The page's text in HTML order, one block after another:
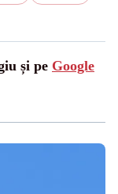
și pe Google